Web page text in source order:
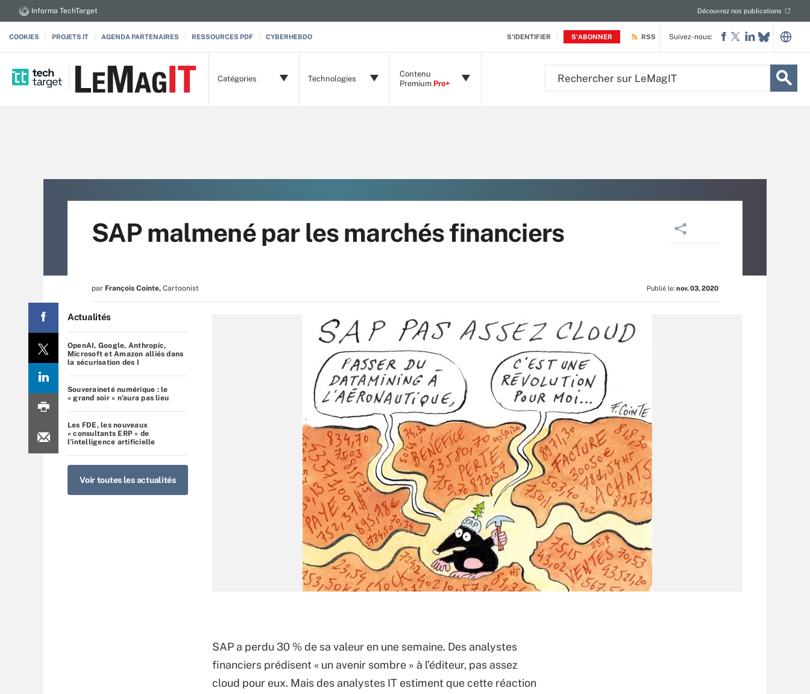
S'IDENTIFIER S'ABONNER
Informa TechTarget Découvrez nos publications
COOKIES PROJETS IT AGENDA PARTENAIRES RESSOURCES PDF CYBERHEBDO RSS
Catégories Technologies
Contenu
Premium Pro+
Suivez-nous:
SAP malmené par les marchés financiers
par François Cointe, Cartoonist Publié le: nov. 03, 2020
Actualités
OpenAI, Google, Anthropic,
Microsoft et Amazon alliés dans
la sécurisation des I
Souveraineté numérique : le
« grand soir » n’aura pas lieu
Les FDE, les nouveaux
« consultants ERP » de
l’intelligence artificielle
Voir toutes les actualités
SAP a perdu 30 % de sa valeur en une semaine. Des analystes
financiers prédisent « un avenir sombre » à l’éditeur, pas assez
cloud pour eux. Mais des analystes IT estiment que cette réaction